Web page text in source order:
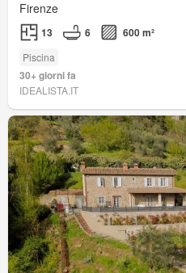
Firenze
13 6 600 m²
Piscina
30+ giorni fa
IDEALISTA.IT